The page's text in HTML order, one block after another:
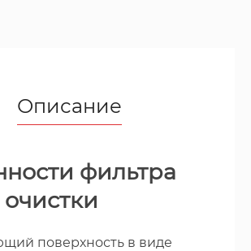
Описание
фильтра
поверхность в виде